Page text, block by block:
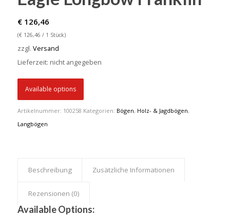
€126,46
(€126,46 / 1 Stück)
zzgl. Versand
Lieferzeit: nicht angegeben
Available options
Artikelnummer: 100258 Kategorien: Bögen, Holz- & Jagdbögen,
Langbögen
Beschreibung Zusätzliche Informationen
Rezensionen (0)
Available Options: